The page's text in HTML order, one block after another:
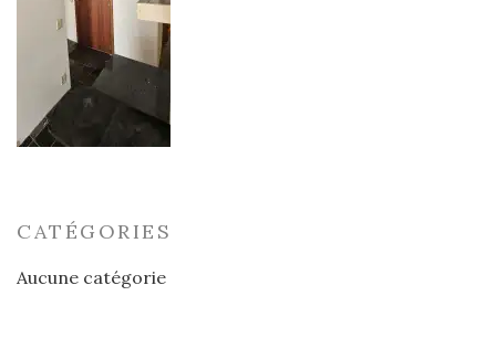
CATÉGORIES
Aucune catégorie